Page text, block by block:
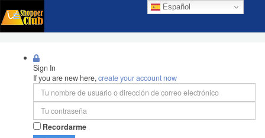
Español
Sign In
If you are new here,create your account now
Recordarme